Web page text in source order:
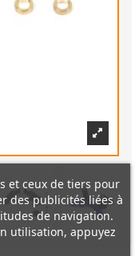
et ceux de tiers pour
des publicités liées à
de navigation.
utilisation, appuyez